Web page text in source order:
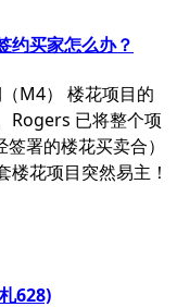
约买家怎么办？
M4） 楼花项目的
Rogers 已将整个项
署的楼花买卖合）
花项目突然易主！
628)